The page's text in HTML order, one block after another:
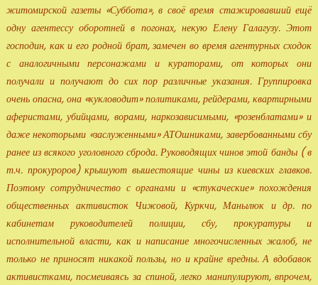
житомирской газеты «Суббота», в своё время стажировавший ещё
одну агентессу оборотней в погонах, некую Елену Галагузу. Этот
господин, как и его родной брат, замечен во время агентурных сходок
с аналогичными персонажами и кураторами, от которых они
получали и получают до сих пор различные указания. Группировка
очень опасна, она «кукловодит» политиками, рейдерами, квартирными
аферистами, убийцами, ворами, наркозависимыми, «розенблатами» и
даже некоторыми «заслуженными» АТОшниками, завербованными сбу
ранее из всякого уголовного сброда. Руководящих чинов этой банды ( в
т.ч. прокуроров) крышуют вышестоящие чины из киевских главков.
Поэтому сотрудничество с органами и «стукаческие» похождения
общественных активисток Чижовой, Куркчи, Манылюк и др. по
кабинетам руководителей полиции, сбу, прокуратуры и
исполнительной власти, как и написание многочисленных жалоб, не
только не приносят никакой пользы, но и крайне вредны. А вдобавок
активистками, посмеиваясь за спиной, легко манипулируют, впрочем,